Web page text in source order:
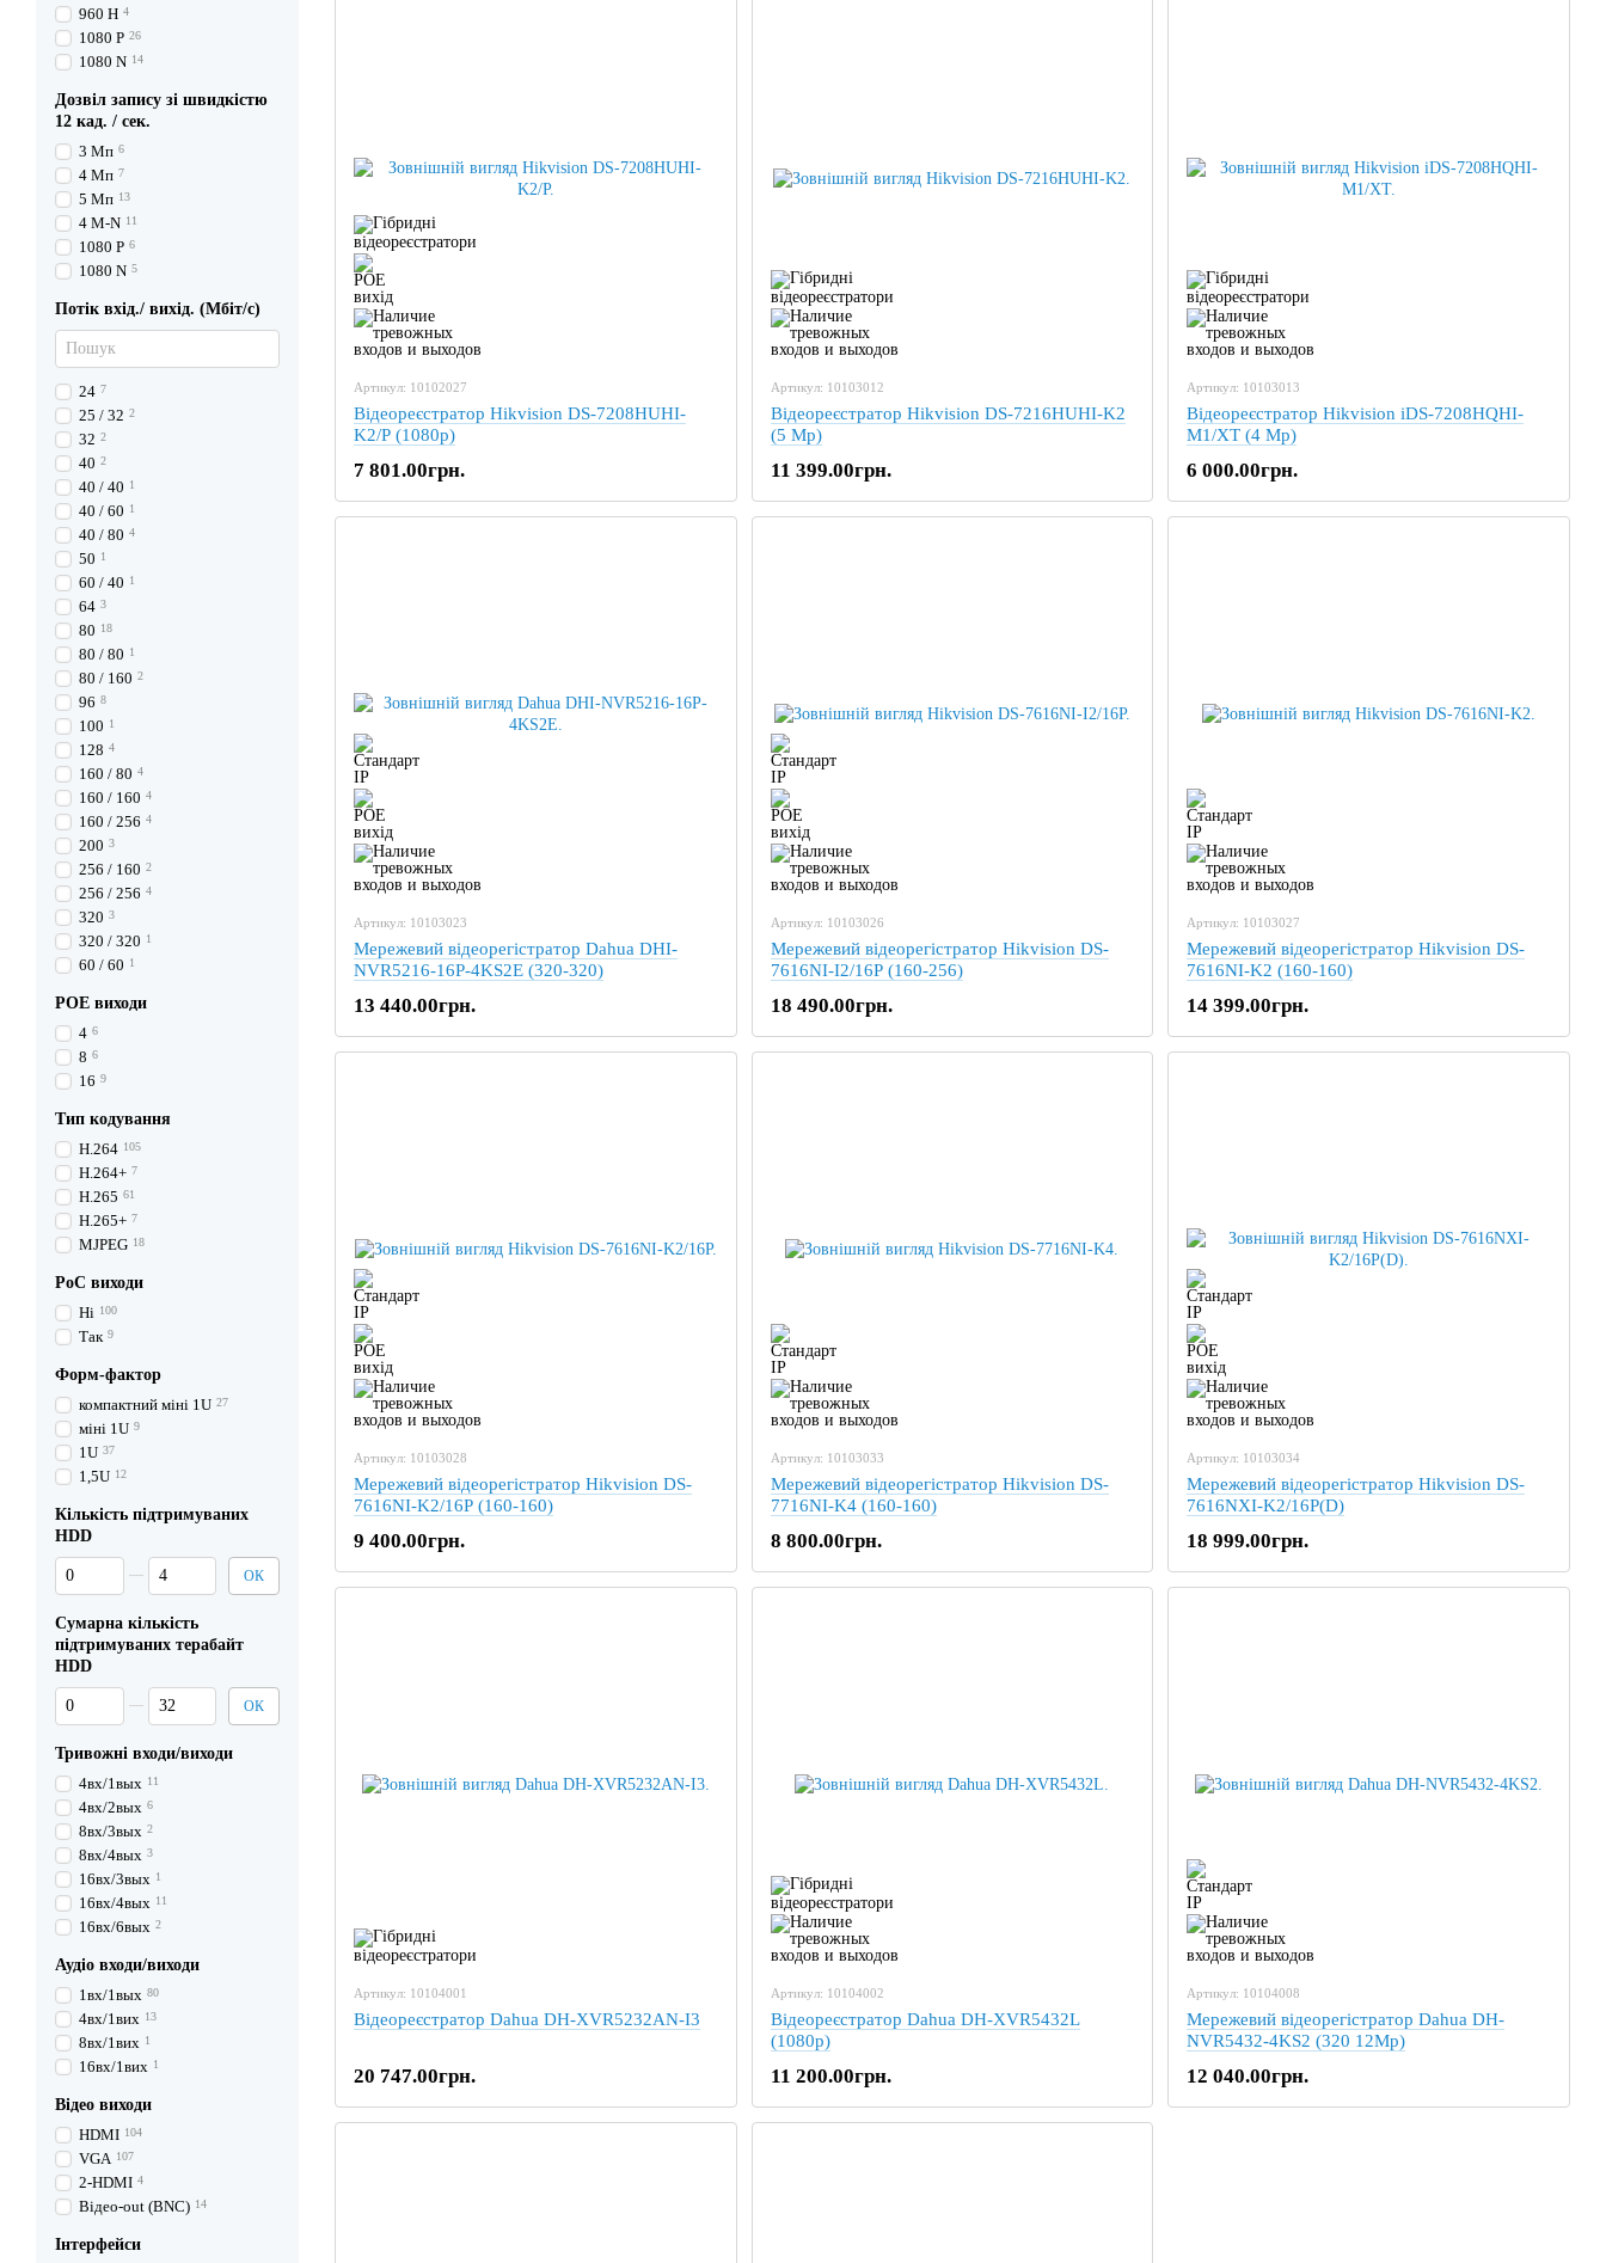
Артикул: 10102027
Відеореєстратор Hikvision DS-7208HUHI-
K2/P (1080p)
7 801.00грн.
Артикул: 10103012
Відеореєстратор Hikvision DS-7216HUHI-K2
(5 Mp)
11 399.00грн.
Артикул: 10103013
Відеореєстратор Hikvision iDS-7208HQHI-
M1/XT (4 Mp)
6 000.00грн.
Артикул: 10103023
Мережевий відеорегістратор Dahua DHI-
NVR5216-16P-4KS2E (320-320)
13 440.00грн.
Артикул: 10103026
Мережевий відеорегістратор Hikvision DS-
7616NI-I2/16P (160-256)
18 490.00грн.
Артикул: 10103027
Мережевий відеорегістратор Hikvision DS-
7616NI-K2 (160-160)
14 399.00грн.
Артикул: 10103028
Мережевий відеорегістратор Hikvision DS-
7616NI-K2/16P (160-160)
9 400.00грн.
Артикул: 10103033
Мережевий відеорегістратор Hikvision DS-
7716NI-K4 (160-160)
8 800.00грн.
Артикул: 10103034
Мережевий відеорегістратор Hikvision DS-
7616NXI-K2/16P(D)
18 999.00грн.
Артикул: 10104001
Відеореєстратор Dahua DH-XVR5232AN-I3
20 747.00грн.
Артикул: 10104002
Відеореєстратор Dahua DH-XVR5432L
(1080p)
11 200.00грн.
Артикул: 10104008
Мережевий відеорегістратор Dahua DH-
NVR5432-4KS2 (320 12Mp)
12 040.00грн.
960 H 4
1080 P 26
1080 N 14
Дозвіл запису зі швидкістю
12 кад. / сек.
3 Мп 6
4 Мп 7
5 Мп 13
4 M-N 11
1080 P 6
1080 N 5
Потік вхід./ вихід. (Мбіт/с)
24 7
25 / 32 2
32 2
40 2
40 / 40 1
40 / 60 1
40 / 80 4
50 1
60 / 40 1
64 3
80 18
80 / 80 1
80 / 160 2
96 8
100 1
128 4
160 / 80 4
160 / 160 4
160 / 256 4
200 3
256 / 160 2
256 / 256 4
320 3
320 / 320 1
60 / 60 1
POE виходи
4 6
8 6
16 9
Тип кодування
H.264 105
H.264+ 7
H.265 61
H.265+ 7
MJPEG 18
PoC виходи
Ні 100
Так 9
Форм-фактор
компактний міні 1U 27
міні 1U 9
1U 37
1,5U 12
Кількість підтримуваних
HDD
Від Кількість підтримуваних HDD
До Кількість підтримуваних HDD
ОК
Сумарна кількість
підтримуваних терабайт
HDD
Від Сумарна кількість підтримуваних терабайт HDD
До Сумарна кількість підтримуваних терабайт HDD
ОК
Тривожні входи/виходи
4вх/1вых 11
4вх/2вых 6
8вх/3вых 2
8вх/4вых 3
16вх/3вых 1
16вх/4вых 11
16вх/6вых 2
Аудіо входи/виходи
1вх/1вых 80
4вх/1вих 13
8вх/1вих 1
16вх/1вих 1
Відео виходи
HDMI 104
VGA 107
2-HDMI 4
Відео-out (BNC) 14
Інтерфейси